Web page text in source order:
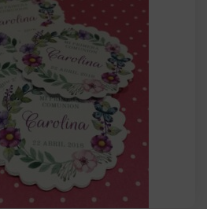
desde
6,00€
hasta
7,00€